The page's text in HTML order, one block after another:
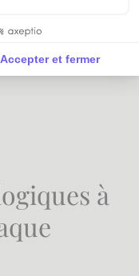
Accepter et fermer
:
à